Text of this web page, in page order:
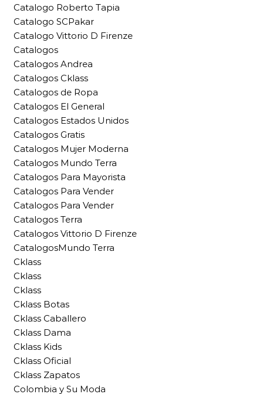
Catalogo Roberto Tapia
Catalogo SCPakar
Catalogo Vittorio D Firenze
Catalogos
Catalogos Andrea
Catalogos Cklass
Catalogos de Ropa
Catalogos El General
Catalogos Estados Unidos
Catalogos Gratis
Catalogos Mujer Moderna
Catalogos Mundo Terra
Catalogos Para Mayorista
Catalogos Para Vender
Catalogos Para Vender
Catalogos Terra
Catalogos Vittorio D Firenze
CatalogosMundo Terra
Cklass
Cklass
Cklass
Cklass Botas
Cklass Caballero
Cklass Dama
Cklass Kids
Cklass Oficial
Cklass Zapatos
Colombia y Su Moda